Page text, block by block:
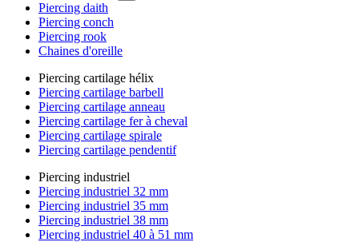
Piercing daith
Piercing conch
Piercing rook
Chaines d'oreille
Piercing cartilage hélix
Piercing cartilage barbell
Piercing cartilage anneau
Piercing cartilage fer à cheval
Piercing cartilage spirale
Piercing cartilage pendentif
Piercing industriel
Piercing industriel 32 mm
Piercing industriel 35 mm
Piercing industriel 38 mm
Piercing industriel 40 à 51 mm